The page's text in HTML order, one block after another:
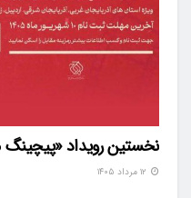
نخستین رویداد «پیچینگ